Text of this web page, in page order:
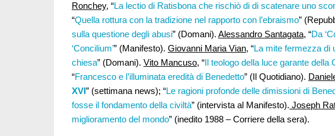
Ronchey, “La lectio di Ratisbona che rischiò di di scatenare uno
“Quella rottura con la tradizione nel rapporto con l’ebraismo”
sulla questione degli abusi” (Domani). Alessandro Santagata, “Da
‘Concilium’” (Manifesto). Giovanni Maria Vian, “La mite fermezza di
chiesa” (Domani). Vito Mancuso, “Il teologo della luce garante della
“Francesco e l’illuminata eredità di Benedetto” (Il Quotidiano).
XVI” (settimana news); “Le ragioni profonde delle dimissioni di
fosse il fondamento della civiltà” (intervista al Manifesto). Joseph
miglioramento del mondo” (inedito 1988 – Corriere della sera).